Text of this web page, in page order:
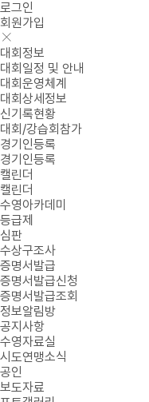
로그인
회원가입
대회정보
대회일정 및 안내
대회운영체계
대회상세정보
신기록현황
대회/강습회참가
경기인등록
경기인등록
캘린더
캘린더
수영아카데미
등급제
심판
수상구조사
증명서발급
증명서발급신청
증명서발급조회
정보알림방
공지사항
수영자료실
시도연맹소식
공인
보도자료